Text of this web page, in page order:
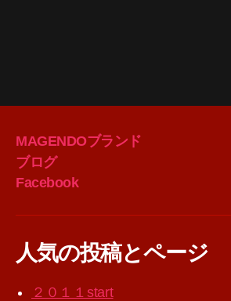
MAGENDOブランド
ブログ
Facebook
人気の投稿とページ
２０１１start